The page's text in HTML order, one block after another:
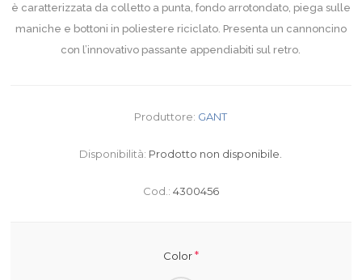
è caratterizzata da colletto a punta, fondo arrotondato, piega sulle
maniche e bottoni in poliestere riciclato. Presenta un cannoncino
con l’innovativo passante appendiabiti sul retro.
Produttore: GANT
Disponibilità: Prodotto non disponibile.
Cod.: 4300456
Color*